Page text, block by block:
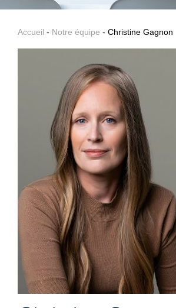
Accueil - Notre équipe - Christine Gagnon